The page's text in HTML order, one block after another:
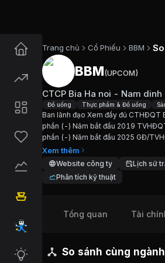
Trang chủ Cổ Phiếu BBM
Cổ phiếuBBM
Cập nhật: 6/8/2026.
Ngành:Đồ uống, Thực
Giới thiệuCTCP
Ban lãnh đạo Xem đầy
Chỉ số tài chính
Giá hiện tại: 7500VND
BBM(UPCOM)
CTCP Bia Ha noi - Nam dinh
Đồ uống Thực phẩm & Đồ uống
Ban lãnh đạo Xem đầy đủ CTHĐQT
phần (-) Năm bắt đầu 2019
phần (-) Năm bắt đầu 2025 GĐ/
52 Cổ phần (-) Năm bắt đầu 2025
Nghĩa Tuổi 50...
Xem thêm
Website công ty Lịch sử
Phân tích kỹ thuật
Tổng quan Tài
So sánh cùng ngành